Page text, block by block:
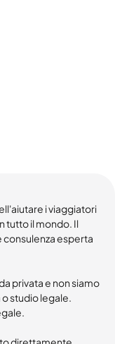
i viaggiatori
tutto il mondo. Il
consulenza esperta
privata e non siamo
studio legale.